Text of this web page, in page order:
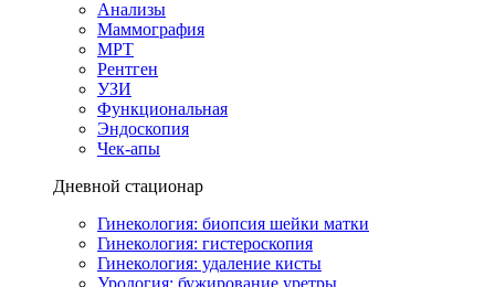
Анализы
Маммография
МРТ
Рентген
УЗИ
Функциональная
Эндоскопия
Чек-апы
Дневной стационар
Гинекология: биопсия шейки матки
Гинекология: гистероскопия
Гинекология: удаление кисты
Урология: бужирование уретры